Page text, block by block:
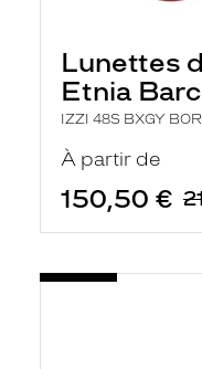
Lunettes
Etnia
IZZI 48S BXGY
À partir de
150,50 €